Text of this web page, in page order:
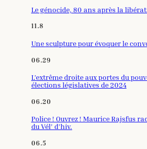
Le génocide, 80 ans après la
11.8
Une sculpture pour évoquer le
06.29
L’extrême droite aux portes du
élections législatives de 2024
06.20
Police ! Ouvrez ! Maurice Rajsfus
du Vél’ d’hiv.
06.5